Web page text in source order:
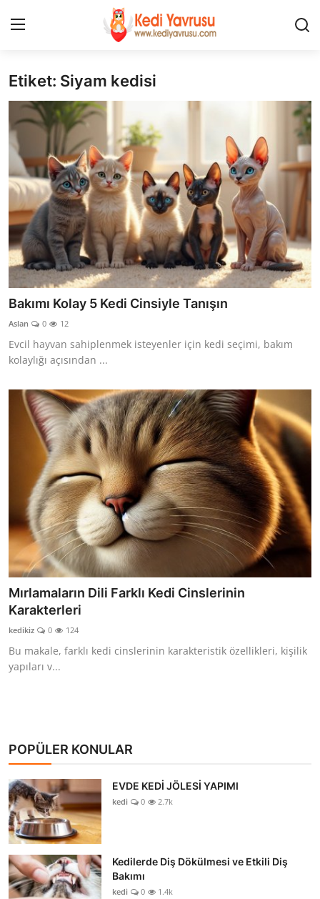
Giriş Kayıt Ol
İLETİŞİM
HAKKIMIZDA
REKLAM
KEDİ CİNSLERİ
KEDİPEDİA
KEDİ BAKIMI
KEDİ DÜNYASI
KEDİ MAMASI
VETERİNERLER
Etiket: Siyam kedisi
Bakımı Kolay 5 Kedi Cinsiyle Tanışın
Aslan 0 12
Evcil hayvan sahiplenmek isteyenler için kedi seçimi, bakım
kolaylığı açısından ...
Mırlamaların Dili Farklı Kedi Cinslerinin
Karakterleri
kedikiz 0 124
Bu makale, farklı kedi cinslerinin karakteristik özellikleri, kişilik
yapıları v...
POPÜLER KONULAR
EVDE KEDİ JÖLESİ YAPIMI
kedi 0 2.7k
Kedilerde Diş Dökülmesi ve Etkili Diş
Bakımı
kedi 0 1.4k